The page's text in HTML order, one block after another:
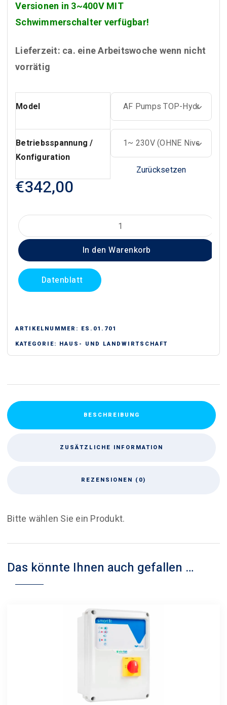
Versionen in 3~400V MIT
Schwimmerschalter verfügbar!
Lieferzeit: ca. eine Arbeitswoche wenn nicht
vorrätig
Model
Betriebsspannung /
Konfiguration
Zurücksetzen
€342,00
AF-
PUMPS
TOP-
Hydra
Serie
Menge
In den Warenkorb
Datenblatt
ARTIKELNUMMER: ES.01.701
KATEGORIE: HAUS- UND LANDWIRTSCHAFT
BESCHREIBUNG
ZUSÄTZLICHE INFORMATION
REZENSIONEN (0)
Bitte wählen Sie ein Produkt.
Das könnte Ihnen auch gefallen …